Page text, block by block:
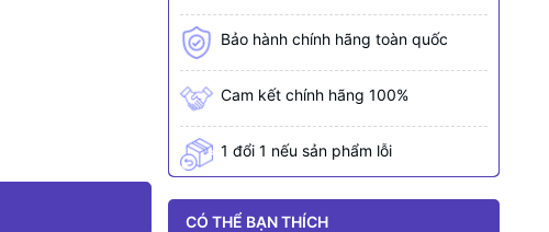
Bảo hành chính hãng toàn quốc
Cam kết chính hãng 100%
1 đổi 1 nếu sản phẩm lỗi
CÓ THỂ BẠN THÍCH